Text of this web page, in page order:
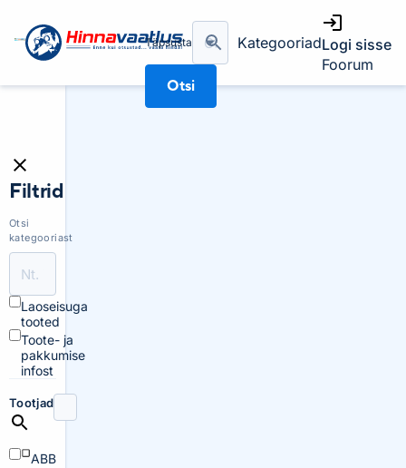
Täpsusta
Otsi
KategooriadLogi sisse
Foorum
Filtrid
Otsi
kategooriast
Laoseisuga
tooted
Toote- ja
pakkumise
infost
Tootjad
ABB